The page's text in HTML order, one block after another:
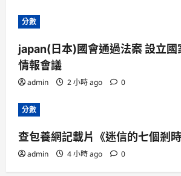
分數
japan(日本)國會通過法案 設立國
情報會議
admin 2 小時 ago 0
分數
查包養網記載片《迷信的七個剎
admin 4 小時 ago 0